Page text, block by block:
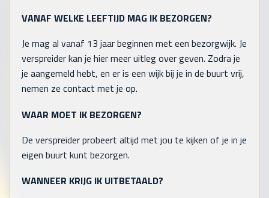
VANAF WELKE LEEFTIJD MAG IK BEZORGEN?
Je mag al vanaf 13 jaar beginnen met een bezorgwijk. Je
verspreider kan je hier meer uitleg over geven. Zodra je
je aangemeld hebt, en er is een wijk bij je in de buurt vrij,
nemen ze contact met je op.
WAAR MOET IK BEZORGEN?
De verspreider probeert altijd met jou te kijken of je in je
eigen buurt kunt bezorgen.
WANNEER KRIJG IK UITBETAALD?